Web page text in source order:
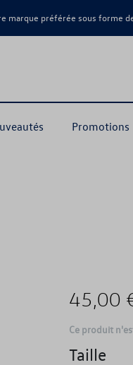
préférée sous forme
Promotions
45,00
Ce produit
Taille